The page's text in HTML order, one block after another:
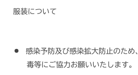
服装について
感染予防及び感染拡大防止のため
毒等にご協力お願いいたします。